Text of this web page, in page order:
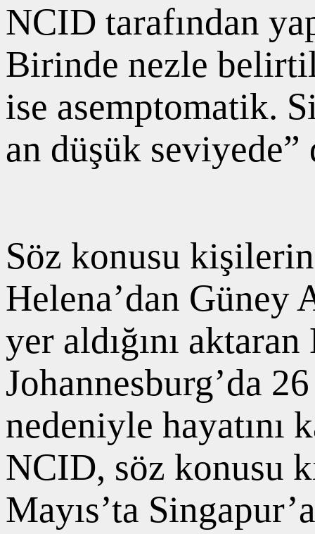
NCID tarafından
Birinde nezle
ise asemptomatik.
an düşük seviyede”
Söz konusu
Helena’dan Güney
yer aldığını
Johannesburg’da
nedeniyle hayatını
NCID, söz konusu
Mayıs’ta